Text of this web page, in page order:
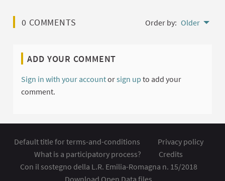
0 COMMENTS Order by: Older
ADD YOUR COMMENT
Sign in with your accountorsign up to add your
comment.
Default title for terms-and-conditions
Privacy policy
What is a participatory process?
Credits
Con il sostegno della L.R. Emilia-Romagna n. 15/2018